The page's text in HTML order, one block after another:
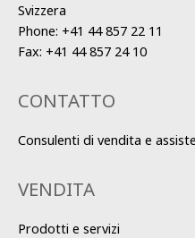
Svizzera
Phone: +41 44 857 22 11
Fax: +41 44 857 24 10
CONTATTO
Consulenti di vendita e
VENDITA
Prodotti e servizi